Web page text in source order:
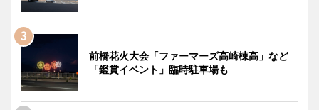
前橋花火大会「ファーマーズ高崎棟高」など
「鑑賞イベント」臨時駐車場も